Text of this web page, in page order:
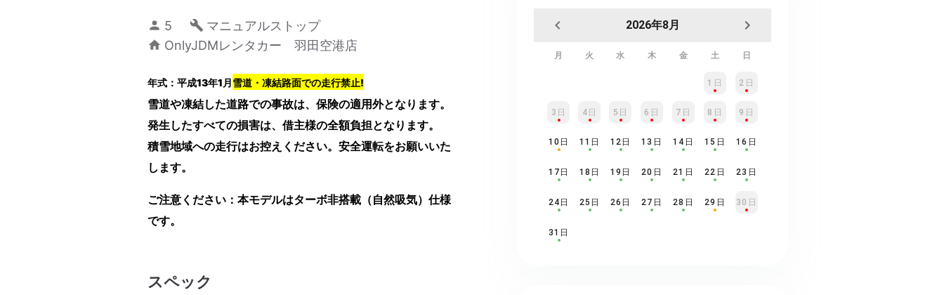
5
マニュアルストップ
OnlyJDMレンタカー 羽田空港店
年式：平成13年1月雪道・凍結路面での走行禁止!
雪道や凍結した道路での事故は、保険の適用外となります。
発生したすべての損害は、借主様の全額負担となります。
積雪地域への走行はお控えください。安全運転をお願いいた
します。
ご注意ください：本モデルはターボ非搭載（自然吸気）仕様
です。
スペック
2026年8月
月 火 水 木 金 土 日
1日 2日
3日 4日 5日 6日 7日 8日 9日
10日 11日 12日 13日 14日 15日 16日
17日 18日 19日 20日 21日 22日 23日
24日 25日 26日 27日 28日 29日 30日
31日